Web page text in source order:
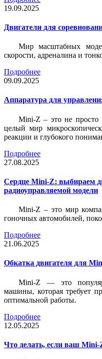
19.09.2025
Двигатели для
Мир масштабных
скорости, адреналина и
Подробнее
09.09.2025
Аппаратура для
Mini-Z – это не просто
целый мир
реакции и глубокого
Подробнее
27.08.2025
Сердце Mini-Z: выбираем
радиоуправляемой модели
Mini-Z – это мир
гоночных автомобилей,
Подробнее
21.06.2025
Обкатка двигателя для
Mini-Z — это
машины, которая требует
оптимальной работы.
Подробнее
12.05.2025
Что делать, если ваш Mini-